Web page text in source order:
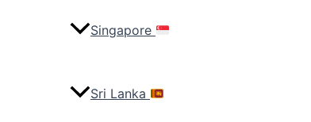
Singapore
Sri Lanka